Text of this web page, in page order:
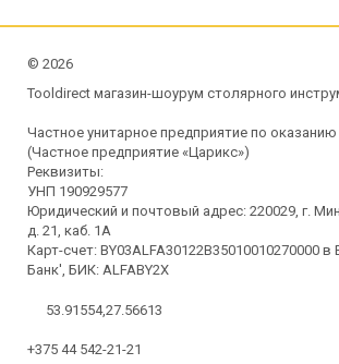
© 2026
Tooldirect магазин-шоурум столярного
Частное унитарное предприятие по оказанию
(Частное предприятие «Царикс»)
Реквизиты:
УНП 190929577
Юридический и почтовый адрес: 220029, г.
д. 21, каб. 1А
Карт-счет: BY03ALFA30122B35010010270000
Банк', БИК: ALFABY2X
53.91554,27.56613
+375 44 542-21-21